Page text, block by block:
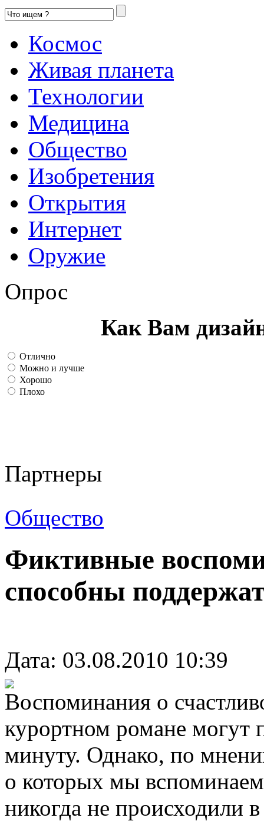
Космос
Живая планета
Технологии
Медицина
Общество
Изобретения
Открытия
Интернет
Оружие
Опрос
Как Вам
Отлично
Можно и лучше
Хорошо
Плохо
Партнеры
Общество
Фиктивные
способны
Дата: 03.08.2010 10:39
Воспоминания о
курортном романе могут
минуту. Однако, по
о которых мы
никогда не происходили